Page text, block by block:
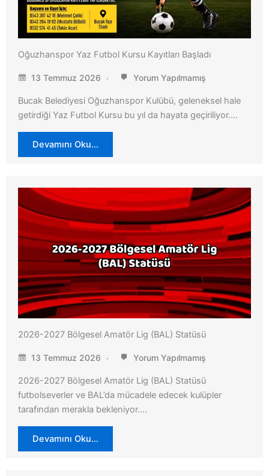
Oğuzhanspor Yaz Futbol Kursu Kayıtları Başladı
13 Temmuz 2026 Yorum Yapılmamış
Bucak Belediyesi Oğuzhanspor Kulübü, geleneksel hale
getirdiği Yaz Futbol Kursu bu yıl da hayata geçiriliyor….
Devamını Oku…
2026-2027 Bölgesel Amatör Lig (BAL) Statüsü
13 Temmuz 2026 Yorum Yapılmamış
2026-2027 Bölgesel Amatör Lig (BAL) Statüsü
futbolseverler ve BAL’da mücadele edecek kulüpler
tarafından merakla bekleniyor….
Devamını Oku…